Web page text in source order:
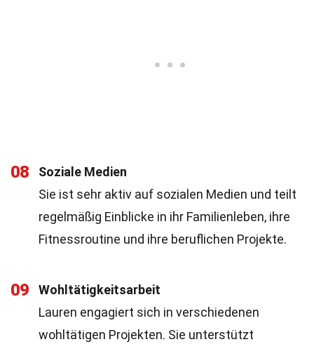
08
Soziale Medien
Sie ist sehr aktiv auf sozialen Medien und teilt
regelmäßig Einblicke in ihr Familienleben, ihre
Fitnessroutine und ihre beruflichen Projekte.
09
Wohltätigkeitsarbeit
Lauren engagiert sich in verschiedenen
wohltätigen Projekten. Sie unterstützt